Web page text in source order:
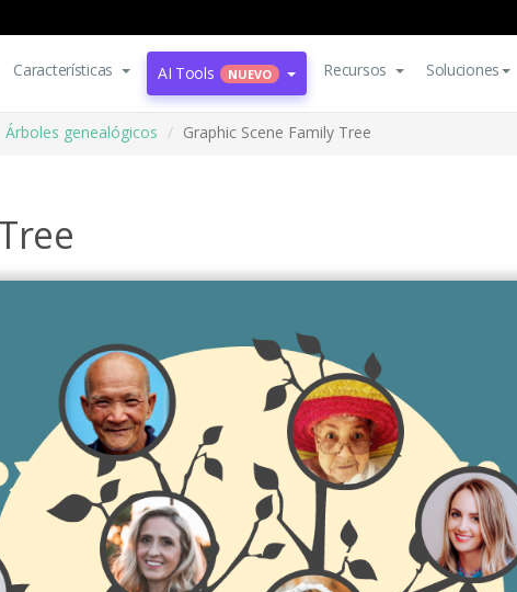
Características AI Tools NUEVO Recursos Soluciones
Árboles genealógicos Graphic Scene Family Tree